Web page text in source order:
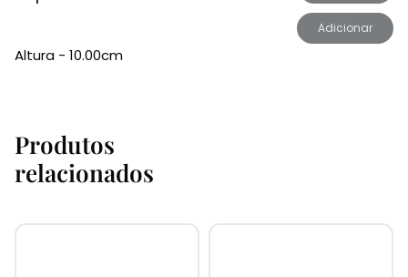
Adicionar
Altura - 10.00cm
Produtos
relacionados